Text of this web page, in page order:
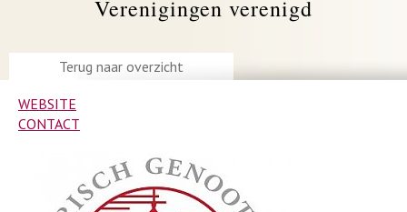
Verenigingen verenigd
Terug naar overzicht
WEBSITE
CONTACT